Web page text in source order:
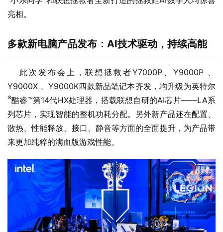
亮相。
多款新电脑产品发布：AI技术驱动，持续高能
此次发布会上，联想拯救者Y7000P、Y9000P 、
Y9000X 、Y9000K四款新品笔记本齐发，均升级为英特尔
®酷睿™第14代HX处理器，搭载联想自研的AI芯片——LA系
列芯片，实现智能的整机功耗分配。另外新产品还在配置、
散热、性能释放、接口、静音等方面的全面提升，为产品带
来更加纯粹的满血版游戏性能。